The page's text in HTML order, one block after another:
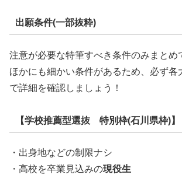
出願条件(一部抜粋)
注意が必要な特筆すべき条件のみまとめ
ほかにも細かい条件があるため、必ず各
で詳細を確認しましょう！
【学校推薦型選抜 特別枠(石川県枠)】
・出身地などの制限ナシ
・高校を卒業見込みの現役生